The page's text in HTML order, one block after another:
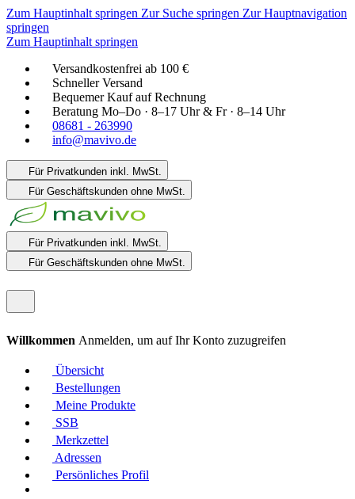
Zum Hauptinhalt springen Zur Suche springen Zur Hauptnavigation
springen
Zum Hauptinhalt springen
Versandkostenfrei ab 100 €
Schneller Versand
Bequemer Kauf auf Rechnung
Beratung Mo–Do · 8–17 Uhr & Fr · 8–14 Uhr
08681 - 263990
info@mavivo.de
Für Privatkunden inkl. MwSt.
Für Geschäftskunden ohne MwSt.
Für Privatkunden inkl. MwSt.
Für Geschäftskunden ohne MwSt.
Willkommen Anmelden, um auf Ihr Konto zuzugreifen
Übersicht
Bestellungen
Meine Produkte
SSB
Merkzettel
Adressen
Persönliches Profil